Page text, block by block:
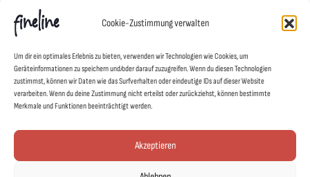
Cookie-Zustimmung verwalten
Um dir ein optimales Erlebnis zu bieten, verwenden wir Technologien wie Cookies, um
Geräteinformationen zu speichern und/oder darauf zuzugreifen. Wenn du diesen Technologien
zustimmst, können wir Daten wie das Surfverhalten oder eindeutige IDs auf dieser Website
verarbeiten. Wenn du deine Zustimmung nicht erteilst oder zurückziehst, können bestimmte
Merkmale und Funktionen beeinträchtigt werden.
Akzeptieren
FAQs
Pflegehinweise
Versand & Lieferung
Widerruf